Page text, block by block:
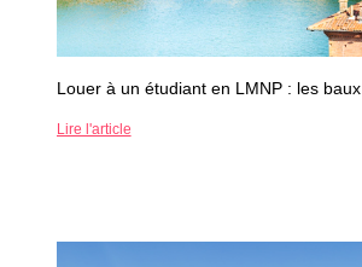
Louer à un étudiant en LMNP : les baux
Lire l'article